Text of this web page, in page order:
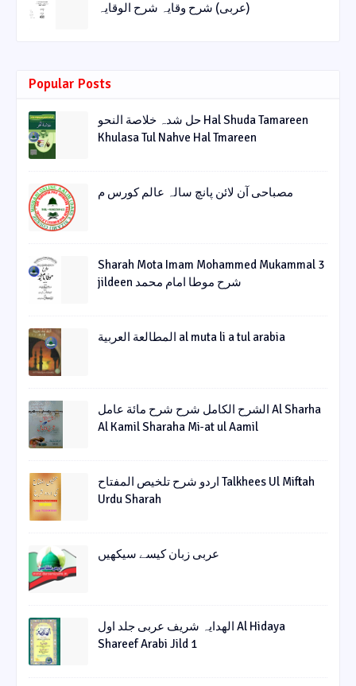
(عربی) شرح وقایہ شرح الوقایہ
Popular Posts
حل شدہ خلاصة النحو Hal Shuda Tamareen
Khulasa Tul Nahve Hal Tmareen
مصباحی آن لائن پانچ سالہ عالم کورس م
Sharah Mota Imam Mohammed Mukammal 3
jildeen شرح موطا امام محمد
المطالعة العربية al muta li a tul arabia
الشرح الکامل شرح شرح مائة عامل Al Sharha
Al Kamil Sharaha Mi-at ul Aamil
اردو شرح تلخیص المفتاح Talkhees Ul Miftah
Urdu Sharah
عربی زبان کیسے سیکھیں
الھدایہ شریف عربی جلد اول Al Hidaya
Shareef Arabi Jild 1